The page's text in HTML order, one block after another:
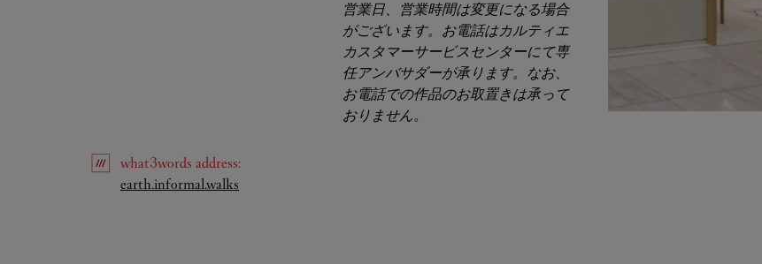
営業日、営業時間は変更になる場合
がございます。お電話はカルティエ
カスタマーサービスセンターにて専
任アンバサダーが承ります。なお、
お電話での作品のお取置きは承って
おりません。
what3words address:
earth.informal.walks